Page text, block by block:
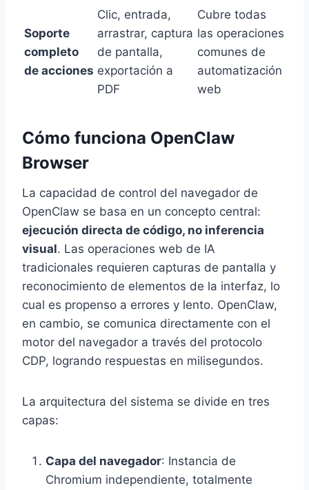
Soporte
completo
de acciones
Clic, entrada,
arrastrar, captura
de pantalla,
exportación a
PDF
Cubre todas
las operaciones
comunes de
automatización
web
Cómo funciona OpenClaw
Browser
La capacidad de control del navegador de
OpenClaw se basa en un concepto central:
ejecución directa de código, no inferencia
visual. Las operaciones web de IA
tradicionales requieren capturas de pantalla y
reconocimiento de elementos de la interfaz, lo
cual es propenso a errores y lento. OpenClaw,
en cambio, se comunica directamente con el
motor del navegador a través del protocolo
CDP, logrando respuestas en milisegundos.
La arquitectura del sistema se divide en tres
capas:
Capa del navegador: Instancia de
Chromium independiente, totalmente